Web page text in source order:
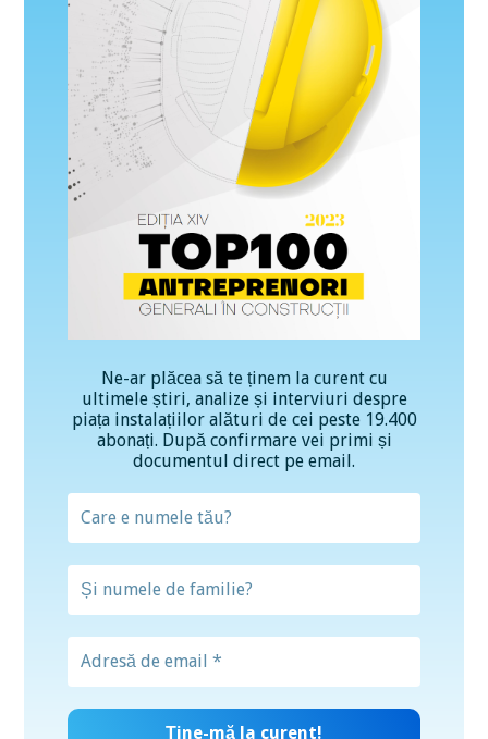
Ne-ar plăcea să te ținem la curent cu
ultimele știri, analize și interviuri despre
piața instalațiilor alături de cei peste 19.400
abonați. După confirmare vei primi și
documentul direct pe email.